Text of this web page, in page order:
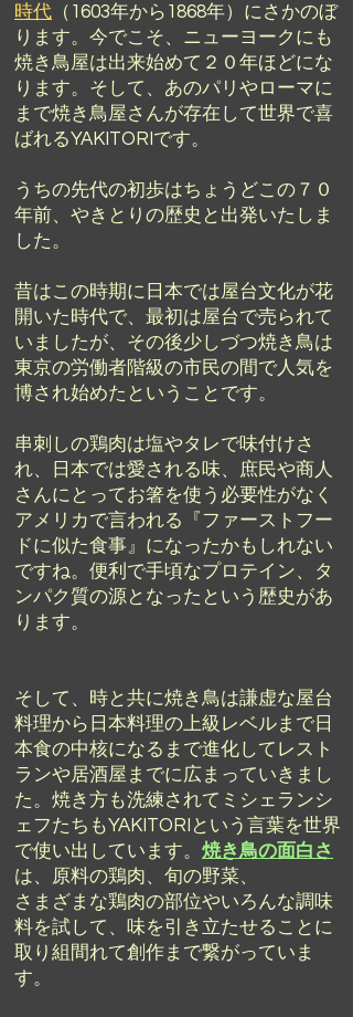
時代 （1603年から1868年）にさかのぼ
ります。今でこそ、ニューヨークにも
焼き鳥屋は出来始めて２０年ほどにな
ります。そして、あのパリやローマに
まで焼き鳥屋さんが存在して世界で喜
ばれるYAKITORIです。
うちの先代の初歩はちょうどこの７０
年前、やきとりの歴史と出発いたしま
した。
昔はこの時期に日本では屋台文化が花
開いた時代で、最初は屋台で売られて
いましたが、その後少しづつ焼き鳥は
東京の労働者階級の市民の間で人気を
博され始めたということです。
串刺しの鶏肉は塩やタレで味付けさ
れ、日本では愛される味、庶民や商人
さんにとってお箸を使う必要性がなく
アメリカで言われる『ファーストフー
ドに似た食事』になったかもしれない
ですね。便利で手頃なプロテイン、タ
ンパク質の源となったという歴史があ
ります。
そして、時と共に焼き鳥は謙虚な屋台
料理から日本料理の上級レベルまで日
本食の中核になるまで進化してレスト
ランや居酒屋までに広まっていきまし
た。焼き方も洗練されてミシェランシ
ェフたちもYAKITORIという言葉を世界
で使い出しています。 焼き鳥の面白さ
は、原料の鶏肉、旬の野菜、
さまざまな鶏肉の部位やいろんな調味
料を試して、味を引き立たせることに
取り組間れて創作まで繋がっていま
す。